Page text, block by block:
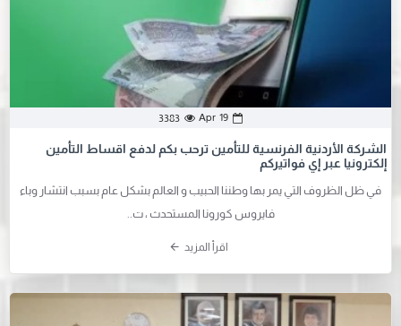
19
Apr
3383
الشركة الأردنية الفرنسية للتأمين ترحب بكم لدفع اقساط التأمين
إلكترونيا عبر إي فواتيركم
في ظل الظروف التي يمر بها وطننا الحبيب و العالم بشكل عام بسبب انتشار وباء
فايروس كورونا المستحدث ، ت..
اقرأ المزيد